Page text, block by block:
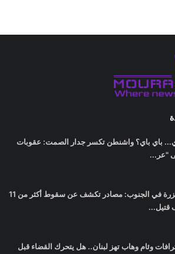
باي باي؟ واشنطن تكسر جدار الصمت: عقوبات
"عر...
مجزرة في الجنوب: مصادر تكشف عن سقوط أكثر من 11
قتيل...
وئام وهاب تهز لبنان.. هل يتحرك القضاء قبل